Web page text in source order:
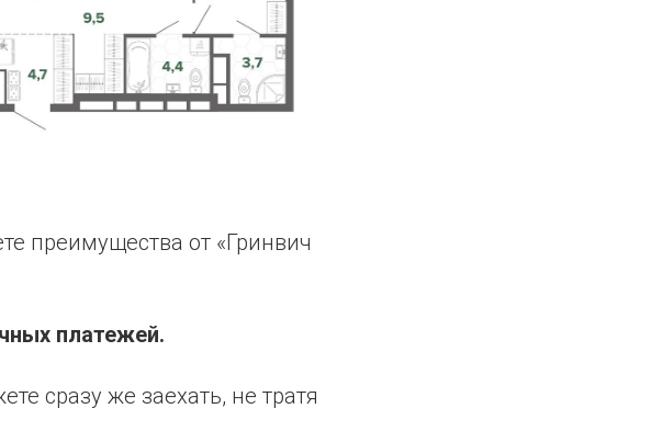
преимущества от «Гринвич
платежей.
сразу же заехать, не тратя